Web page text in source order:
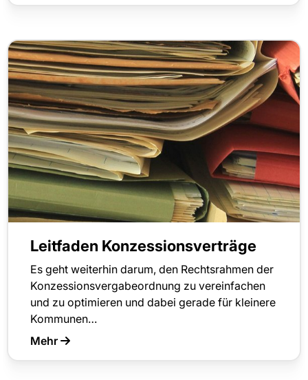
Leitfaden Konzessionsverträge
Es geht weiterhin darum, den Rechtsrahmen der
Konzessionsvergabeordnung zu vereinfachen
und zu optimieren und dabei gerade für kleinere
Kommunen…
Mehr